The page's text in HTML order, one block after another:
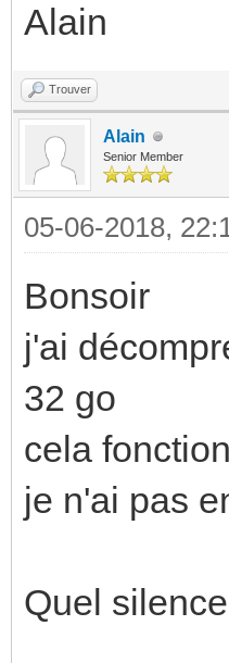
Alain
Trouver
Alain
Senior Member
05-06-2018,
Bonsoir
j'ai
32 go
cela
je n'ai pas
Quel